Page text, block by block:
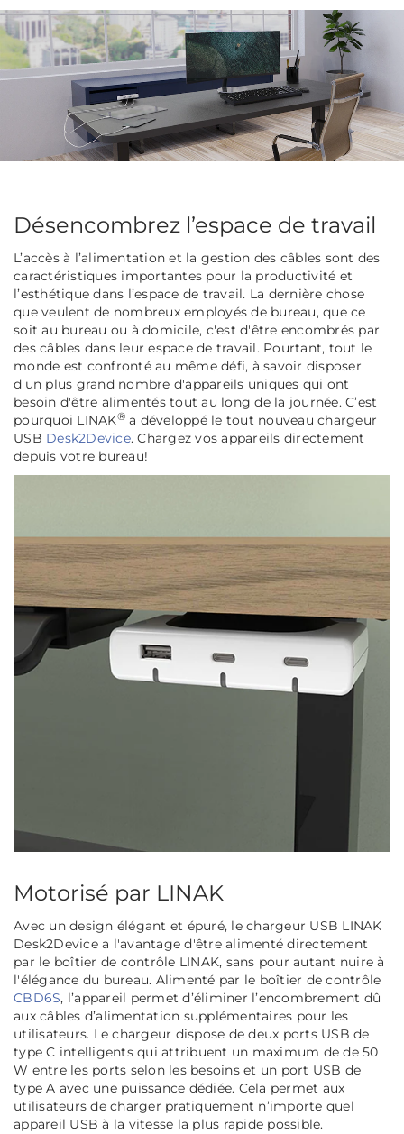
Désencombrez l’espace de travail
L’accès à l’alimentation et la gestion des câbles sont des
caractéristiques importantes pour la productivité et
l’esthétique dans l’espace de travail. La dernière chose
que veulent de nombreux employés de bureau, que ce
soit au bureau ou à domicile, c'est d'être encombrés par
des câbles dans leur espace de travail. Pourtant, tout le
monde est confronté au même défi, à savoir disposer
d'un plus grand nombre d'appareils uniques qui ont
besoin d'être alimentés tout au long de la journée. C’est
pourquoi LINAK®a développé le tout nouveau chargeur
USB Desk2Device. Chargez vos appareils directement
depuis votre bureau!
Motorisé par LINAK
Avec un design élégant et épuré, le chargeur USB LINAK
Desk2Device a l'avantage d'être alimenté directement
par le boîtier de contrôle LINAK, sans pour autant nuire à
l'élégance du bureau. Alimenté par le boîtier de contrôle
CBD6S, l’appareil permet d’éliminer l’encombrement dû
aux câbles d’alimentation supplémentaires pour les
utilisateurs. Le chargeur dispose de deux ports USB de
type C intelligents qui attribuent un maximum de de 50
W entre les ports selon les besoins et un port USB de
type A avec une puissance dédiée. Cela permet aux
utilisateurs de charger pratiquement n’importe quel
appareil USB à la vitesse la plus rapide possible.